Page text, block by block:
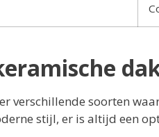
verschillende soorten
stijl, er is altijd een